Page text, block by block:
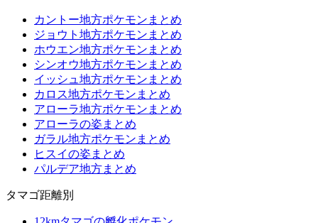
カントー地方ポケモンまとめ
ジョウト地方ポケモンまとめ
ホウエン地方ポケモンまとめ
シンオウ地方ポケモンまとめ
イッシュ地方ポケモンまとめ
カロス地方ポケモンまとめ
アローラ地方ポケモンまとめ
アローラの姿まとめ
ガラル地方ポケモンまとめ
ヒスイの姿まとめ
パルデア地方まとめ
タマゴ距離別